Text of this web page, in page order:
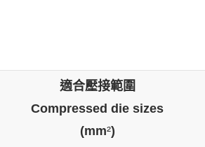
適合壓接範圍
Compressed die sizes
(mm²)